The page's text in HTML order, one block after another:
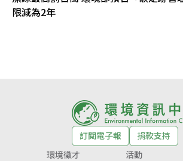
限減為2年
訂閱電子報
捐款支持
環境徵才
活動